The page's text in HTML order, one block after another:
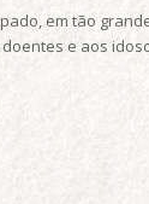
em tão
e aos